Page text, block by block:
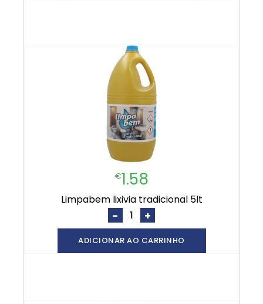
€1.58
limpabem lixivia tradicional 5lt
- +
ADICIONAR AO CARRINHO